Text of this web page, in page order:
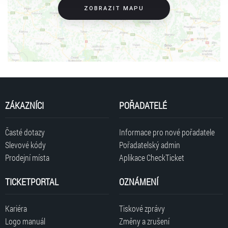
ZOBRAZIT MAPU
ZÁKAZNÍCI
Časté dotazy
Slevové kódy
Prodejní místa
POŘADATELÉ
Informace pro nové pořadatele
Pořadatelský admin
Aplikace CheckTicket
TICKETPORTAL
Kariéra
Logo manuál
OZNÁMENÍ
Tiskové zprávy
Změny a zrušení